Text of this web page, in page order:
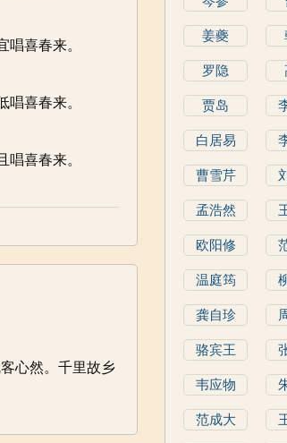
喜春来。
喜春来。
喜春来。
心然。千里故乡
姜夔
罗隐
贾岛
白居易
曹雪芹
孟浩然
欧阳修
温庭筠
龚自珍
骆宾王
韦应物
范成大